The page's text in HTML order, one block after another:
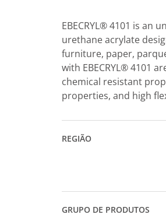
EBECRYL® 4101 is an
urethane acrylate
furniture, paper,
with EBECRYL® 4101
chemical resistant
properties, and high
REGIÃO
GRUPO DE PRODUTOS